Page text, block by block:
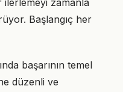
ilerlemeyi zamanla
Başlangıç her
başarının temel
düzenli ve